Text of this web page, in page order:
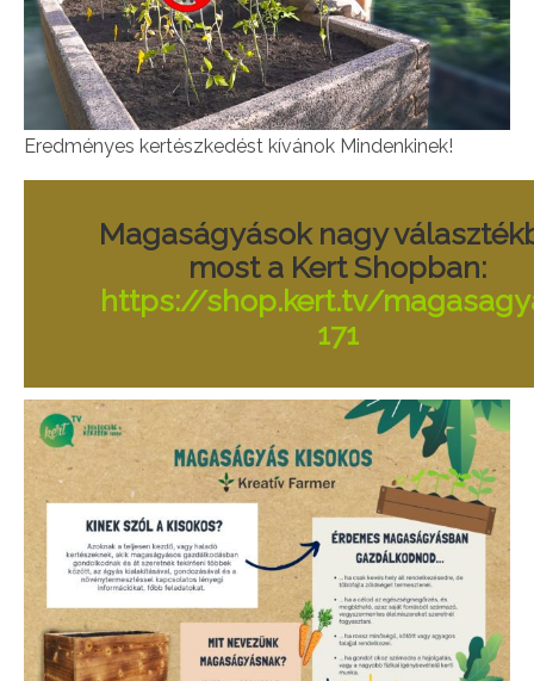
Eredményes kertészkedést kívánok Mindenkinek!
Magaságyások nagy
most a Kert Shopban:
https://shop.kert.tv/
171